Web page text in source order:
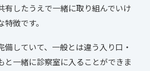
有したうえで一緒に取り組んでいけ
徴です。
備していて、一般とは違う入り口・
と一緒に診察室に入ることができま